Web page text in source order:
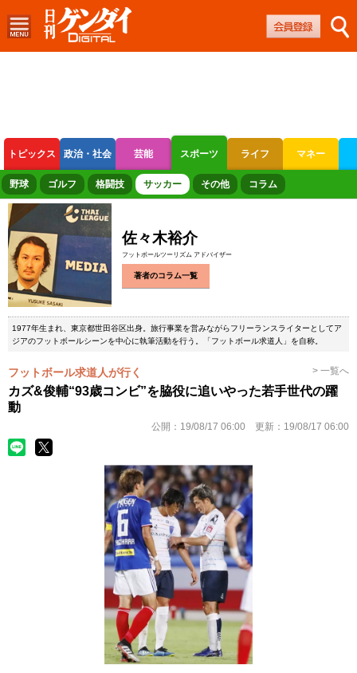
トピックス 政治・社会 芸能 スポーツ ライフ マネー
ボートレース 競輪 オートレース
野球 ゴルフ 格闘技 サッカー その他 コラム
佐々木裕介
フットボールツーリズム アドバイザー
著者のコラム一覧
1977年生まれ、東京都世田谷区出身。旅行事業を営みながらフリーランスライターとしてア
ジアのフットボールシーンを中心に執筆活動を行う。「フットボール求道人」を自称。
フットボール求道人が行く > 一覧へ
カズ&俊輔“93歳コンビ”を脇役に追いやった若手世代の躍
動
公開： 19/08/17 06:00 更新： 19/08/17 06:00